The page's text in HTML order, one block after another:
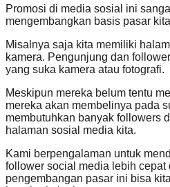
Promosi di media sosial ini
mengembangkan basis pasar
Misalnya saja kita memiliki
kamera. Pengunjung dan
yang suka kamera atau fotografi.
Meskipun mereka belum tentu
mereka akan membelinya pada
membutuhkan banyak followers
halaman sosial media kita.
Kami berpengalaman untuk
follower social media lebih cepat
pengembangan pasar ini bisa